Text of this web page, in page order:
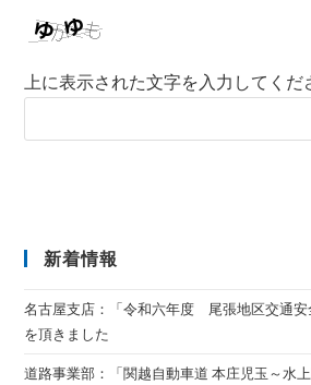
上に表示された文字を入力してくだ
新着情報
名古屋支店：「令和六年度 尾張地区交通安
を頂きました
道路事業部：「関越自動車道 本庄児玉～水